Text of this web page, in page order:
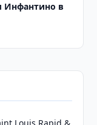
Инфантино в